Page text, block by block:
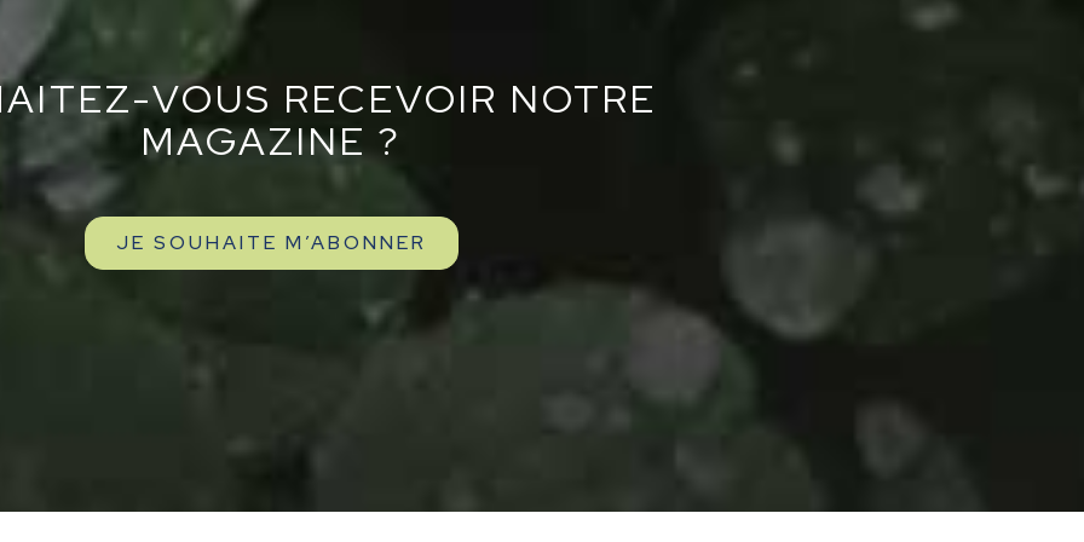
VOUS RECEVOIR NOTRE
MAGAZINE ?
JE SOUHAITE M’ABONNER